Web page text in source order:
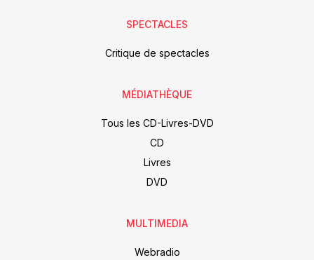
SPECTACLES
Critique de spectacles
MÉDIATHÈQUE
Tous les CD-Livres-DVD
CD
Livres
DVD
MULTIMEDIA
Webradio